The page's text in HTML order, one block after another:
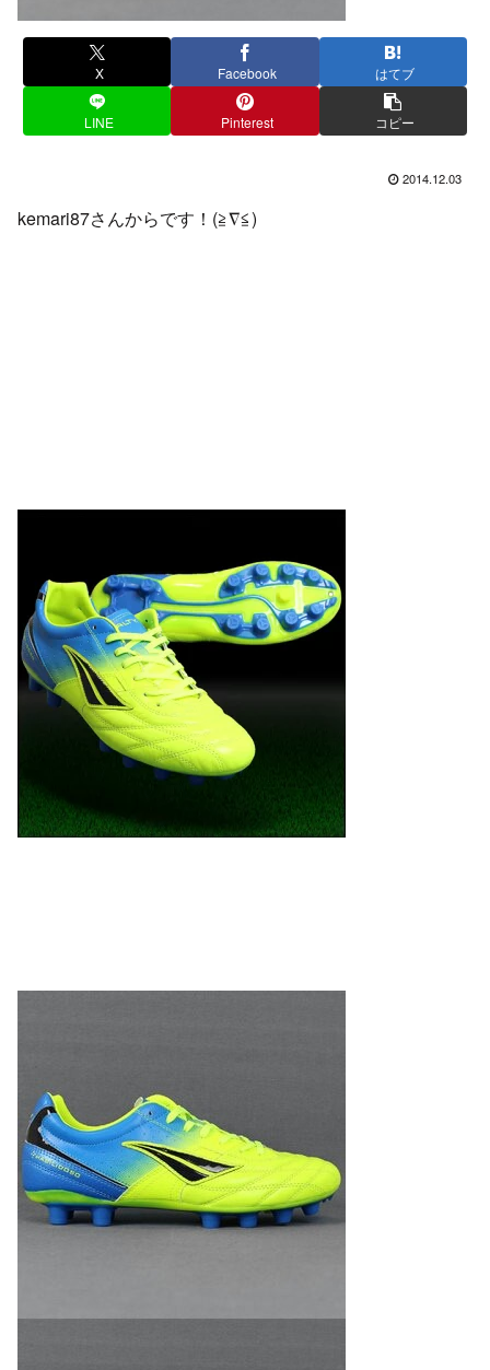
X Facebook はてブ
LINE Pinterest コピー
2014.12.03
kemari87さんからです！(≧∇≦)